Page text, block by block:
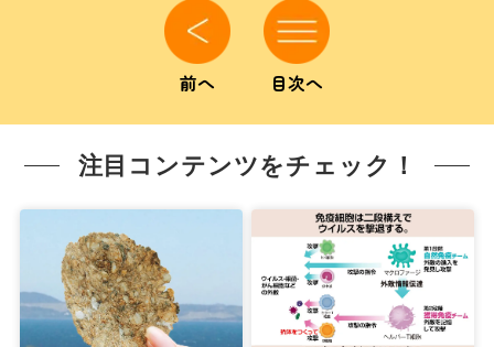
前へ 目次へ
注目コンテンツをチェック！